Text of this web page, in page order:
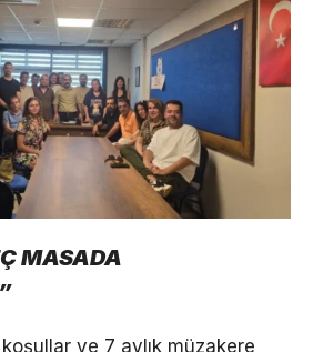
MASADA
ve 7 aylık müzakere